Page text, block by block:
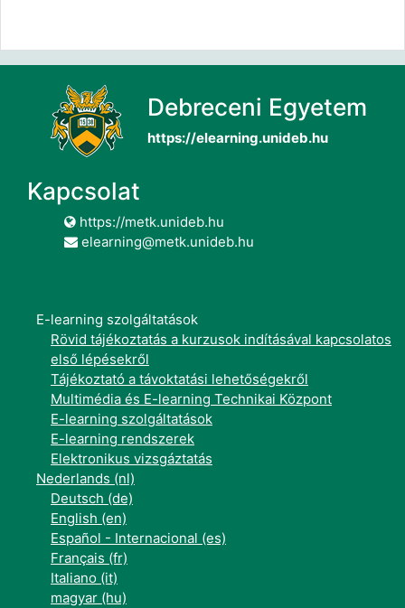
Debreceni Egyetem
https://elearning.unideb.hu
Kapcsolat
https://metk.unideb.hu
elearning@metk.unideb.hu
E-learning szolgáltatások
Rövid tájékoztatás a kurzusok indításával kapcsolatos
első lépésekről
Tájékoztató a távoktatási lehetőségekről
Multimédia és E-learning Technikai Központ
E-learning szolgáltatások
E-learning rendszerek
Elektronikus vizsgáztatás
Nederlands ‎(nl)‎
Deutsch ‎(de)‎
English ‎(en)‎
Español - Internacional ‎(es)‎
Français ‎(fr)‎
Italiano ‎(it)‎
magyar ‎(hu)‎